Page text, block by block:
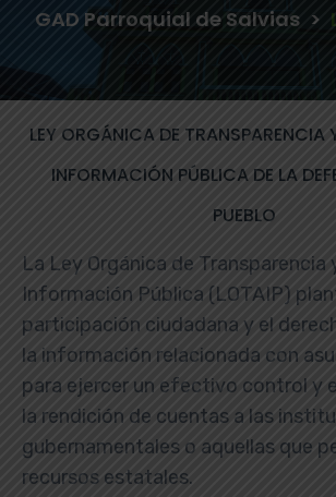
GAD Parroquial de Salvias >
LEY ORGÁNICA DE TRANSPARENCIA
INFORMACIÓN PÚBLICA DE LA
PUEBLO
La Ley Orgánica de Transparencia
Información Pública (LOTAIP)
participación ciudadana y el
la información relacionada con
para ejercer un efectivo control y
la rendición de cuentas a las
gubernamentales o aquellas que
recursos estatales.